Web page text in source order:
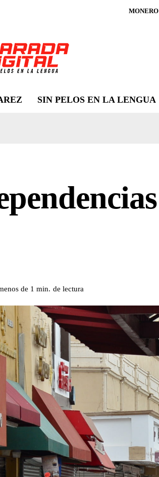
MONERO
SIN PELOS EN LA LENGUA
de 1 min. de lectura